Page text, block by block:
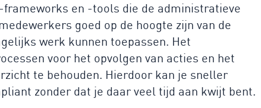
en -tools die de administratieve
goed op de hoogte zijn van de
werk kunnen toepassen. Het
voor het opvolgen van acties en het
te behouden. Hierdoor kan je sneller
zonder dat je daar veel tijd aan kwijt bent.